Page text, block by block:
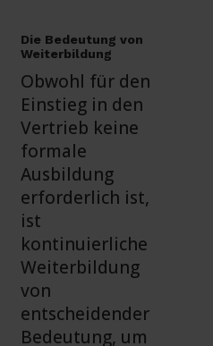
Die Bedeutung von
Weiterbildung
Obwohl für den
Einstieg in den
Vertrieb keine
formale
Ausbildung
erforderlich ist,
ist
kontinuierliche
Weiterbildung
von
entscheidender
Bedeutung, um